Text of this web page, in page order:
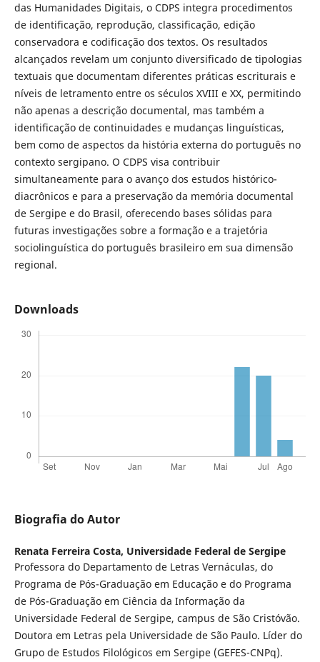
das Humanidades Digitais, o CDPS integra procedimentos
de identificação, reprodução, classificação, edição
conservadora e codificação dos textos. Os resultados
alcançados revelam um conjunto diversificado de tipologias
textuais que documentam diferentes práticas escriturais e
níveis de letramento entre os séculos XVIII e XX, permitindo
não apenas a descrição documental, mas também a
identificação de continuidades e mudanças linguísticas,
bem como de aspectos da história externa do português no
contexto sergipano. O CDPS visa contribuir
simultaneamente para o avanço dos estudos histórico-
diacrônicos e para a preservação da memória documental
de Sergipe e do Brasil, oferecendo bases sólidas para
futuras investigações sobre a formação e a trajetória
sociolinguística do português brasileiro em sua dimensão
regional.
Downloads
Biografia do Autor
Renata Ferreira Costa, Universidade Federal de Sergipe
Professora do Departamento de Letras Vernáculas, do
Programa de Pós-Graduação em Educação e do Programa
de Pós-Graduação em Ciência da Informação da
Universidade Federal de Sergipe, campus de São Cristóvão.
Doutora em Letras pela Universidade de São Paulo. Líder do
Grupo de Estudos Filológicos em Sergipe (GEFES-CNPq).